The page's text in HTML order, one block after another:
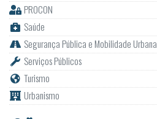
PROCON
Saúde
Segurança Pública e Mobilidade Urbana
Serviços Públicos
Turismo
Urbanismo